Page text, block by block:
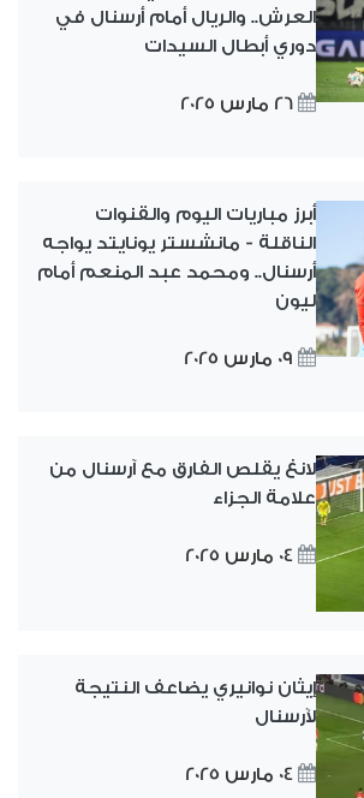
العرش.. والريال أمام أرسنال في
دوري أبطال السيدات
26 مارس 2025
أبرز مباريات اليوم والقنوات
الناقلة - مانشستر يونايتد يواجه
أرسنال.. ومحمد عبد المنعم أمام
ليون
09 مارس 2025
لانغ يقلص الفارق مع آرسنال من
علامة الجزاء
04 مارس 2025
إيثان نوانيري يضاعف النتيجة
لآرسنال
04 مارس 2025